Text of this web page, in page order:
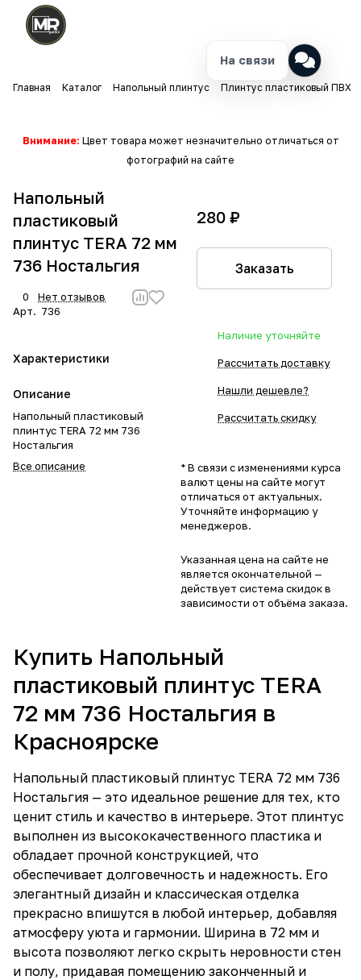
Главная Каталог Напольный плинтус Плинтус пластиковый ПВХ
Внимание: Цвет товара может незначительно отличаться от
фотографий на сайте
Напольный
пластиковый
плинтус TERA 72 мм
736 Ностальгия
0
Нет отзывов
Арт. 736
Характеристики
Описание
Напольный пластиковый
плинтус TERA 72 мм 736
Ностальгия
Все описание
280 ₽
Заказать
Наличие уточняйте
Рассчитать доставку
Нашли дешевле?
Рассчитать скидку
* В связи с изменениями курса
валют цены на сайте могут
отличаться от актуальных.
Уточняйте информацию у
менеджеров.
Указанная цена на сайте не
является окончательной —
действует система скидок в
зависимости от объёма заказа.
Купить Напольный
пластиковый плинтус TERA
72 мм 736 Ностальгия в
Красноярске
Напольный пластиковый плинтус TERA 72 мм 736
Ностальгия — это идеальное решение для тех, кто
ценит стиль и качество в интерьере. Этот плинтус
выполнен из высококачественного пластика и
обладает прочной конструкцией, что
обеспечивает долговечность и надежность. Его
элегантный дизайн и классическая отделка
прекрасно впишутся в любой интерьер, добавляя
атмосферу уюта и гармонии. Ширина в 72 мм и
высота позволяют легко скрыть неровности стен
и полу, придавая помещению законченный и
На связи